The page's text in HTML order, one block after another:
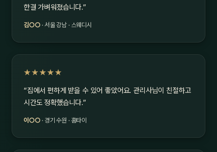
한결 가벼워졌습니다.”
김○○ · 서울 강남 · 스웨디시
★★★★★
“집에서 편하게 받을 수 있어 좋았어요. 관리사님이 친절하고
시간도 정확했습니다.”
이○○ · 경기 수원 · 홈타이